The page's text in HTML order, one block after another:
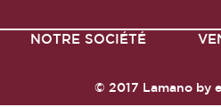
NOTRE SOCIÉTÉ
© 2017 Lamano by